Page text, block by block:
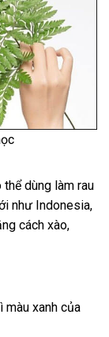
dùng làm rau
như Indonesia,
cách xào,
màu xanh của